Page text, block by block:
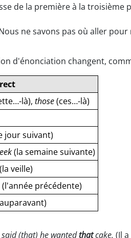
de la première à la
ne savons pas où aller pour
d'énonciation changent,
là), those(ces…-là)
jour suivant)
(la semaine suivante)
veille)
(l'année précédente)
said (that) he wantedthatcake. (Il